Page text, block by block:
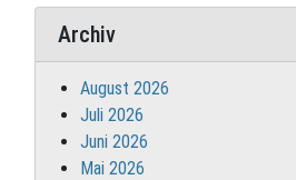
Archiv
August 2026
Juli 2026
Juni 2026
Mai 2026